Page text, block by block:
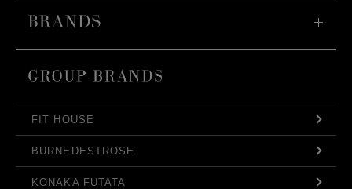
FIT HOUSE
BURNEDESTROSE
KONAKA FUTATA